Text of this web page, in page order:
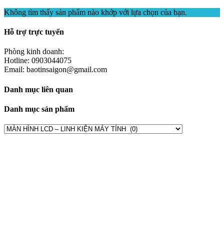
Không tìm thấy sản phẩm nào khớp với lựa chọn của bạn.
Hỗ trợ trực tuyển
Phòng kinh doanh:
Hotline: 0903044075
Email: baotinsaigon@gmail.com
Danh mục liên quan
Danh mục sản phẩm